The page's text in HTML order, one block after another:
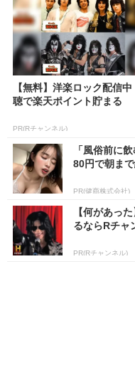
【無料】洋楽ロック配信
聴で楽天ポイント貯まる
PR(Rチャンネル)
「風俗前に
80円で朝ま
PR(健商株式会社)
【何があっ
るならRチャ
PR(Rチャンネル)